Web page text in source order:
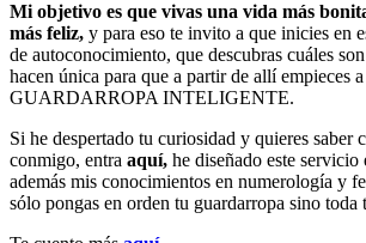
Mi objetivo es que vivas una vida más
más feliz, y para eso te invito a que inicies en
de autoconocimiento, que descubras cuáles
hacen única para que a partir de allí empieces
GUARDARROPA INTELIGENTE.
Si he despertado tu curiosidad y quieres saber
conmigo, entra aquí, he diseñado este servicio
además mis conocimientos en numerología y
sólo pongas en orden tu guardarropa sino toda